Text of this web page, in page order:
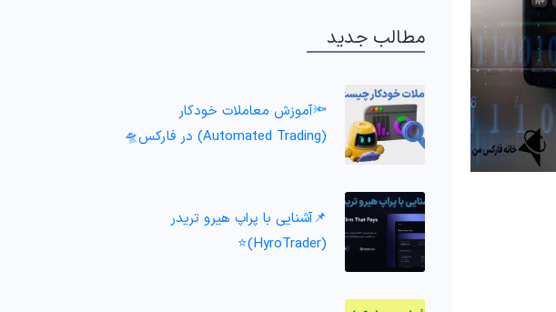
مطالب جدید
🔦آموزش معاملات خودکار
(Automated Trading) در فارکس🛸
📌آشنایی با پراپ هیرو تریدر
(HyroTrader)⭐️